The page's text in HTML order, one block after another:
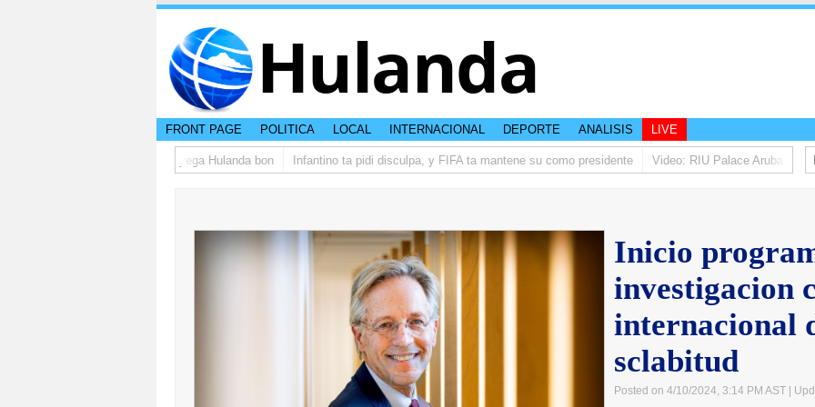
Hulanda
FRONT PAGE POLITICA LOCAL INTERNACIONAL DEPORTE ANALISIS LIVE
di studiantenan di Aruba a yega Hulanda bon Infantino ta pidi disculpa, y FIFA ta mantene su como presidente Video: RIU Palace Aruba ta eleva
Inicio
investigacion
internacional
sclabitud
Posted on 4/10/2024, 3:14 PM AST |